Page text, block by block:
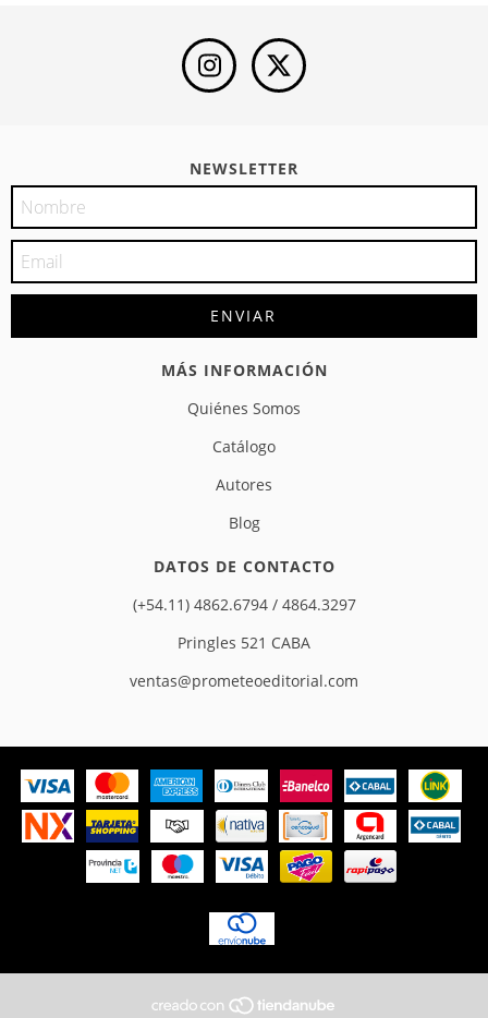
NEWSLETTER
MÁS INFORMACIÓN
Quiénes Somos
Catálogo
Autores
Blog
DATOS DE CONTACTO
(+54.11) 4862.6794 / 4864.3297
Pringles 521 CABA
ventas@prometeoeditorial.com